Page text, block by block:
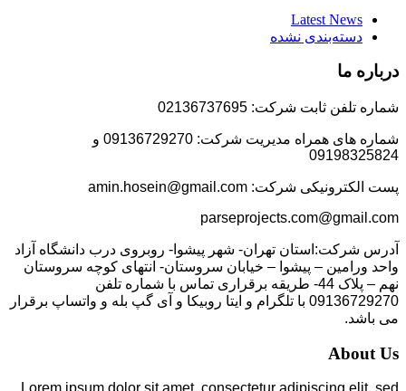
Latest News
دسته‌بندی نشده
درباره ما
شماره تلفن ثابت شرکت: 02136737695
شماره های همراه مدیریت شرکت: 09136729270 و
09198325824
پست الکترونیکی شرکت: amin.hosein@gmail.com
parseprojects.com@gmail.com
آدرس شرکت:استان تهران- شهر پیشوا- روبروی درب دانشگاه آزاد
واحد ورامین – پیشوا – خیابان سروستان- انتهای کوچه سروستان
نهم – پلاک 44- طریقه برقراری تماس با شماره تلفن
09136729270 با تلگرام و ایتا روبیکا و آی گپ بله و واتساپ برقرار
می باشد.
About Us